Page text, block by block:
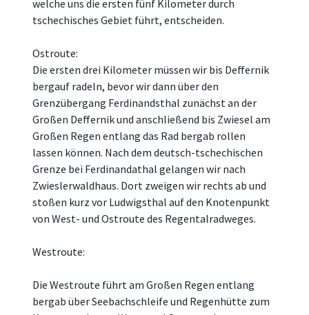
welche uns die ersten fünf Kilometer durch
tschechisches Gebiet führt, entscheiden.
Ostroute:
Die ersten drei Kilometer müssen wir bis Deffernik
bergauf radeln, bevor wir dann über den
Grenzübergang Ferdinandsthal zunächst an der
Großen Deffernik und anschließend bis Zwiesel am
Großen Regen entlang das Rad bergab rollen
lassen können. Nach dem deutsch-tschechischen
Grenze bei Ferdinandathal gelangen wir nach
Zwieslerwaldhaus. Dort zweigen wir rechts ab und
stoßen kurz vor Ludwigsthal auf den Knotenpunkt
von West- und Ostroute des Regentalradweges.
Westroute:
Die Westroute führt am Großen Regen entlang
bergab über Seebachschleife und Regenhütte zum